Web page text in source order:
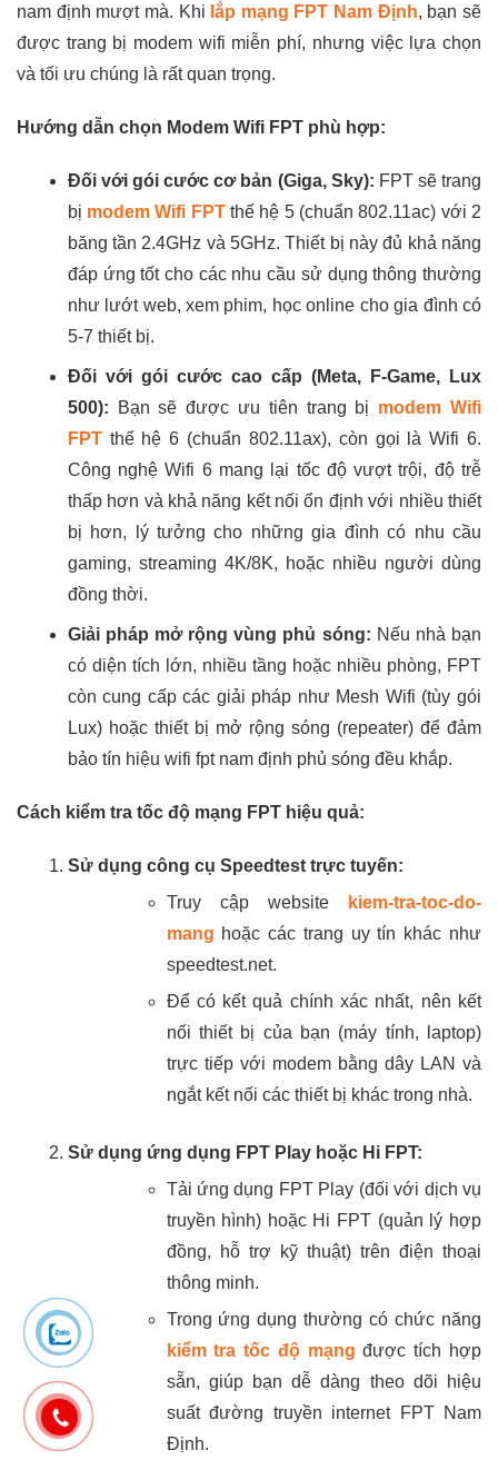
nam định mượt mà. Khi lắp mạng FPT Nam Định, bạn sẽ
được trang bị modem wifi miễn phí, nhưng việc lựa chọn
và tối ưu chúng là rất quan trọng.
Hướng dẫn chọn Modem Wifi FPT phù hợp:
Đối với gói cước cơ bản (Giga, Sky): FPT sẽ trang
bị modem Wifi FPTthế hệ 5 (chuẩn 802.11ac) với 2
băng tần 2.4GHz và 5GHz. Thiết bị này đủ khả năng
đáp ứng tốt cho các nhu cầu sử dụng thông thường
như lướt web, xem phim, học online cho gia đình có
5-7 thiết bị.
Đối với gói cước cao cấp (Meta, F-Game, Lux
500): Bạn sẽ được ưu tiên trang bị modem Wifi
FPTthế hệ 6 (chuẩn 802.11ax), còn gọi là Wifi 6.
Công nghệ Wifi 6 mang lại tốc độ vượt trội, độ trễ
thấp hơn và khả năng kết nối ổn định với nhiều thiết
bị hơn, lý tưởng cho những gia đình có nhu cầu
gaming, streaming 4K/8K, hoặc nhiều người dùng
đồng thời.
Giải pháp mở rộng vùng phủ sóng: Nếu nhà bạn
có diện tích lớn, nhiều tầng hoặc nhiều phòng, FPT
còn cung cấp các giải pháp như Mesh Wifi (tùy gói
Lux) hoặc thiết bị mở rộng sóng (repeater) để đảm
bảo tín hiệu wifi fpt nam định phủ sóng đều khắp.
Cách kiểm tra tốc độ mạng FPT hiệu quả:
Sử dụng công cụ Speedtest trực tuyến:
Truy cập website
kiem-tra-toc-do-
mang hoặc các trang uy tín khác như
speedtest.net.
Để có kết quả chính xác nhất, nên kết
nối thiết bị của bạn (máy tính, laptop)
trực tiếp với modem bằng dây LAN và
ngắt kết nối các thiết bị khác trong nhà.
Sử dụng ứng dụng FPT Play hoặc Hi FPT:
Tải ứng dụng FPT Play (đối với dịch vụ
truyền hình) hoặc Hi FPT (quản lý hợp
đồng, hỗ trợ kỹ thuật) trên điện thoại
thông minh.
Trong ứng dụng thường có chức năng
kiểm tra tốc độ mạng được tích hợp
sẵn, giúp bạn dễ dàng theo dõi hiệu
suất đường truyền internet FPT Nam
Định.